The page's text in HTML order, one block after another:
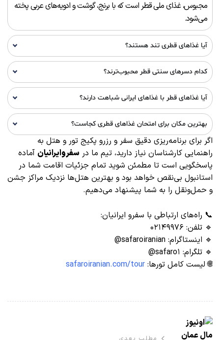
مجبوس، غذای ملی قطر است که با برنج، گوشت و ادویه‌های عربی پخته
می‌شود.
آیا غذاهای قطری تند هستند؟
کدام دسرهای سنتی قطر محبوب‌ترند؟
آیا غذاهای قطر با غذاهای ایرانی شباهت دارند؟
بهترین مکان برای امتحان غذاهای قطری کجاست؟
اگر برای برنامه‌ریزی دقیق سفر و رزرو پکیج تور و هتل به
راهنمایی کارشناسان نیاز دارید، تیم ما در سفروایرانیان آماده
پاسخگویی است تا مطمئن شوید تمام جزئیات اقامت شما در
استانبول بی‌نقص خواهد بود و بهترین هتل‌ها نزدیک مراکز جشن
و حمل‌ونقل را به شما پیشنهاد می‌دهیم.
📞 راه‌های ارتباطی با سفرو ایرانیان:
🔹 تلفن: ۰۲۱۴۹۹۷۶
🔹 اینستاگرام: safaroiranian@
🔹 تلگرام: safaro۱@
🌐 لیست کامل تورها: safaroiranian.com/tour